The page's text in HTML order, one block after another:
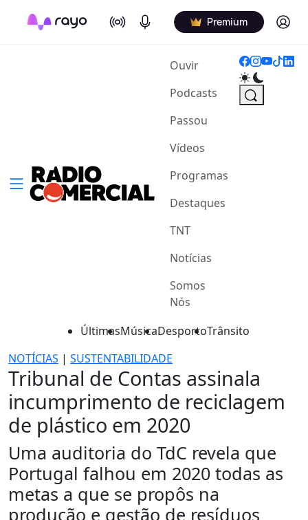
On Air Podcasts Premium Log in
Ouvir(current)
Podcasts
Passou
Vídeos
Programas
Destaques
TNT
Notícias
Somos
Nós
ÚltimasMúsicaDesportoTrânsito
NOTÍCIAS | SUSTENTABILIDADE
Tribunal de Contas assinala
incumprimento de reciclagem
de plástico em 2020
Uma auditoria do TdC revela que
Portugal falhou em 2020 todas as
metas a que se propôs na
produção e gestão de resíduos